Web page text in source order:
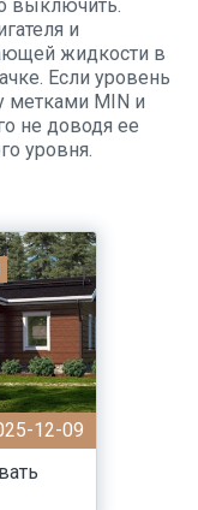
выключить.
и
жидкости в
Если уровень
метками MIN и
не доводя ее
уровня.
12-09